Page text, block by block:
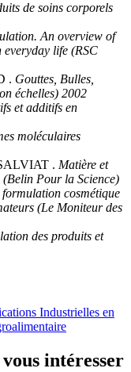
de soins corporels
An overview of
everyday life (RSC
. Gouttes, Bulles,
échelles) 2002
et additifs en
moléculaires
. Matière et
Pour la Science)
formulation cosmétique
(Le Moniteur des
des produits et
Industrielles en
intéresser